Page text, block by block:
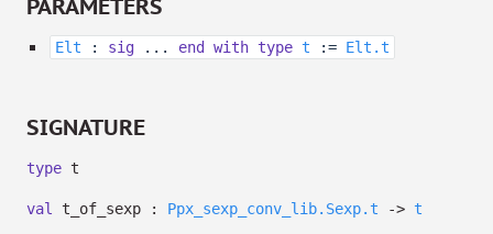
PARAMETERS
Elt : sig ... end with type t := Elt.t
SIGNATURE
type t
val t_of_sexp : Ppx_sexp_conv_lib.Sexp.t -> t